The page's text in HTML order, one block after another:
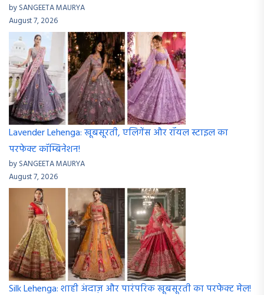
by SANGEETA MAURYA
August 7, 2026
Lavender Lehenga: खूबसूरती, एलिगेंस और रॉयल स्टाइल का
परफेक्ट कॉम्बिनेशन!
by SANGEETA MAURYA
August 7, 2026
Silk Lehenga: शाही अंदाज़ और पारंपरिक खूबसूरती का परफेक्ट मेल!